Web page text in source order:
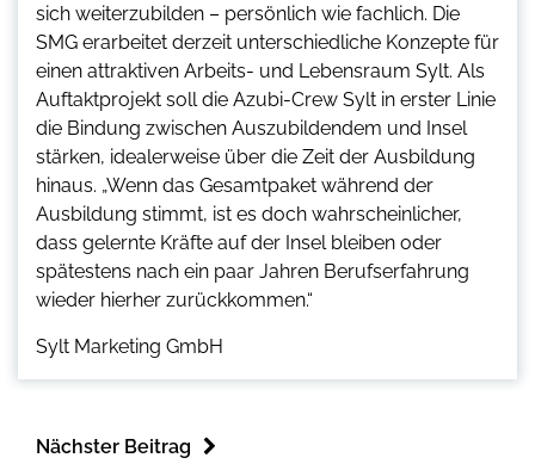
sich weiterzubilden – persönlich wie fachlich. Die
SMG erarbeitet derzeit unterschiedliche Konzepte für
einen attraktiven Arbeits- und Lebensraum Sylt. Als
Auftaktprojekt soll die Azubi-Crew Sylt in erster Linie
die Bindung zwischen Auszubildendem und Insel
stärken, idealerweise über die Zeit der Ausbildung
hinaus. „Wenn das Gesamtpaket während der
Ausbildung stimmt, ist es doch wahrscheinlicher,
dass gelernte Kräfte auf der Insel bleiben oder
spätestens nach ein paar Jahren Berufserfahrung
wieder hierher zurückkommen.“
Sylt Marketing GmbH
Nächster Beitrag